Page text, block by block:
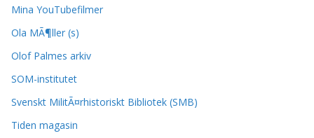
Mina YouTubefilmer
Ola MÃ¶ller (s)
Olof Palmes arkiv
SOM-institutet
Svenskt MilitÃ¤rhistoriskt Bibliotek (SMB)
Tiden magasin